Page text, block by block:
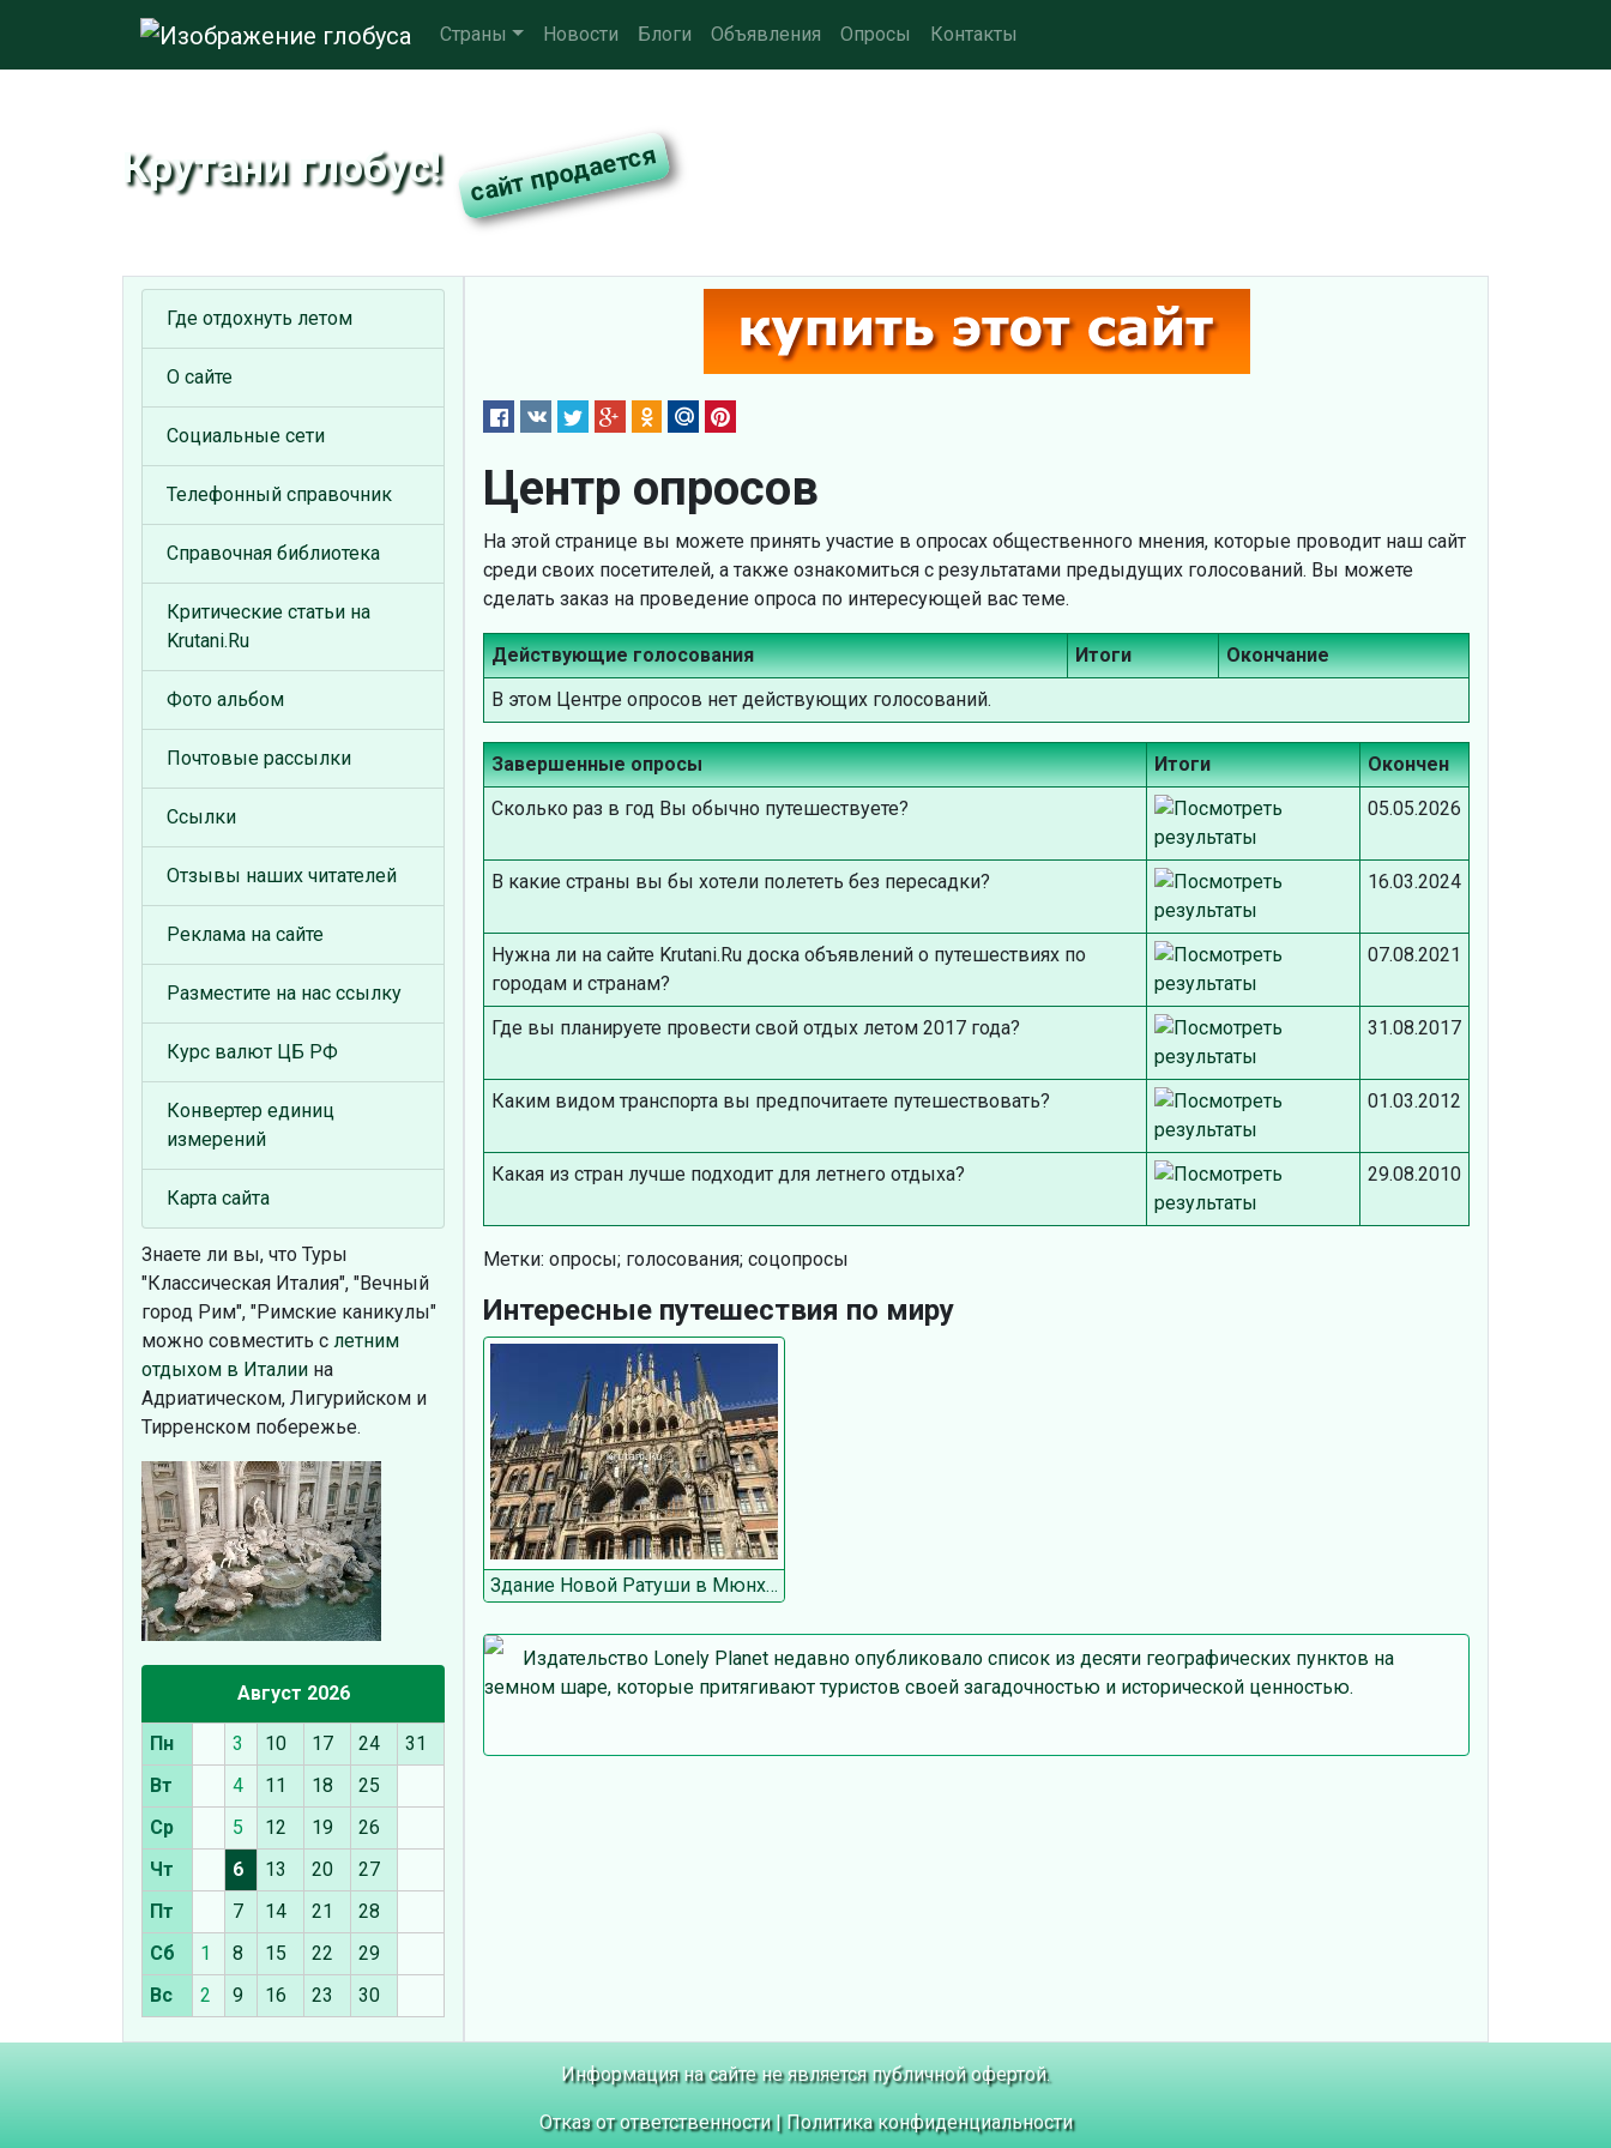
Страны Новости Блоги Объявления Опросы Контакты
Крутани глобус!
Центр опросов
На этой странице вы можете принять участие в опросах общественного мнения, которые проводит наш сайт
среди своих посетителей, а также ознакомиться с результатами предыдущих голосований. Вы можете
сделать заказ на проведение опроса по интересующей вас теме.
Действующие голосования Итоги
Окончание
В этом Центре опросов нет действующих голосований.
Завершенные опросы Итоги
Окончен
Сколько раз в год Вы обычно путешествуете?
05.05.2026
В какие страны вы бы хотели полететь без пересадки? 16.03.2024
Нужна ли на сайте Krutani.Ru доска объявлений о путешествиях по
городам и странам?
07.08.2021
Где вы планируете провести свой отдых летом 2017 года? 31.08.2017
Каким видом транспорта вы предпочитаете путешествовать? 01.03.2012
Какая из стран лучше подходит для летнего отдыха? 29.08.2010
Метки: опросы; голосования; соцопросы
Интересные путешествия по миру
Здание Новой Ратуши в Мюнхене на Мариенплац
Издательство Lonely Planet недавно опубликовало список из десяти географических пунктов на
земном шаре, которые притягивают туристов своей загадочностью и исторической ценностью.
Где отдохнуть летом
О сайте
Социальные сети
Телефонный справочник
Справочная библиотека
Критические статьи на
Krutani.Ru
Фото альбом
Почтовые рассылки
Ссылки
Отзывы наших читателей
Реклама на сайте
Разместите на нас ссылку
Курс валют ЦБ РФ
Конвертер единиц
измерений
Карта сайта
Знаете ли вы, что Туры
"Классическая Италия", "Вечный
город Рим", "Римские каникулы"
можно совместить с летним
отдыхом в Италии на
Адриатическом, Лигурийском и
Тирренском побережье.
Август 2026
Пн 3 10 17 24
31
Вт
4 11 18
25
Ср
5 12 19
26
Чт
6 13 20
27
Пт
7 14 21
28
Сб
1 8 15 22
29
Вс
2 9 16 23 30
Информация на сайте не является публичной офертой.
Отказ от ответственности| Политика конфиденциальности